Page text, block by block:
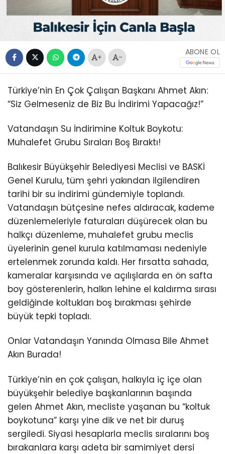
+ -
ABONE OL
Türkiye’nin En Çok Çalışan Başkanı Ahmet Akın:
“Siz Gelmeseniz de Biz Bu İndirimi Yapacağız!”
Vatandaşın Su İndirimine Koltuk Boykotu:
Muhalefet Grubu Sıraları Boş Bıraktı!
Balıkesir Büyükşehir Belediyesi Meclisi ve BASKİ
Genel Kurulu, tüm şehri yakından ilgilendiren
tarihi bir su indirimi gündemiyle toplandı.
Vatandaşın bütçesine nefes aldıracak, kademe
düzenlemeleriyle faturaları düşürecek olan bu
halkçı düzenleme, muhalefet grubu meclis
üyelerinin genel kurula katılmaması nedeniyle
ertelenmek zorunda kaldı. Her fırsatta sahada,
kameralar karşısında ve açılışlarda en ön safta
boy gösterenlerin, halkın lehine el kaldırma sırası
geldiğinde koltukları boş bırakması şehirde
büyük tepki topladı.
Onlar Vatandaşın Yanında Olmasa Bile Ahmet
Akın Burada!
Türkiye’nin en çok çalışan, halkıyla iç içe olan
büyükşehir belediye başkanlarının başında
gelen Ahmet Akın, mecliste yaşanan bu “koltuk
boykotuna” karşı yine dik ve net bir duruş
sergiledi. Siyasi hesaplarla meclis sıralarını boş
bırakanlara karşı adeta bir samimiyet dersi